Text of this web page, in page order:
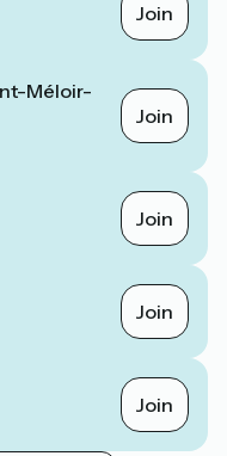
Join
Méloir-
Join
Join
Join
Join